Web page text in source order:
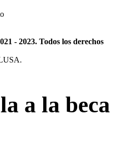
- 2023. Todos los derechos
a la beca